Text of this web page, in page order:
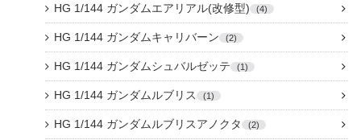
HG 1/144 ガンダムエアリアル(改修型) 4
HG 1/144 ガンダムキャリバーン 2
HG 1/144 ガンダムシュバルゼッテ 1
HG 1/144 ガンダムルブリス 1
HG 1/144 ガンダムルブリスアノクタ 2